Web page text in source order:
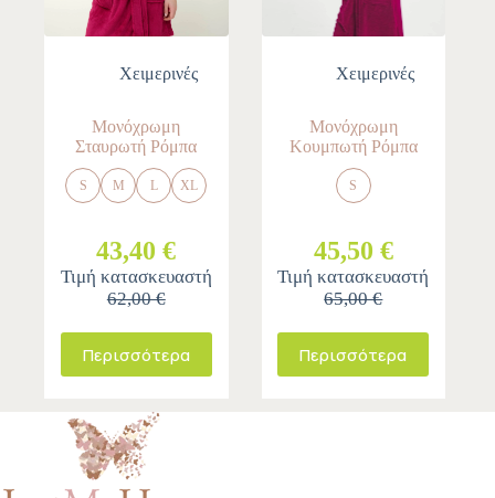
Χειμερινές
Μονόχρωμη
Σταυρωτή Ρόμπα
S M L XL
43,40 €
Τιμή κατασκευαστή
62,00 €
Περισσότερα
Χειμερινές
Μονόχρωμη
Κουμπωτή Ρόμπα
S
45,50 €
Τιμή κατασκευαστή
65,00 €
Περισσότερα